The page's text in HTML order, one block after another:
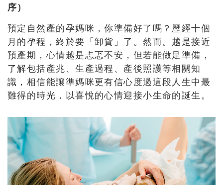
序）
預定自然產的孕媽咪，你準備好了嗎？歷經十個
月的孕程，終於要「卸貨」了。然而。越是接近
預產期，心情越是忐忑不安，但若能做足準備，
了解包括產兆、生產過程、產後照護等相關知
識，相信能讓準媽咪更有信心度過這段人生中最
難得的時光，以喜悅的心情迎接小生命的誕生。